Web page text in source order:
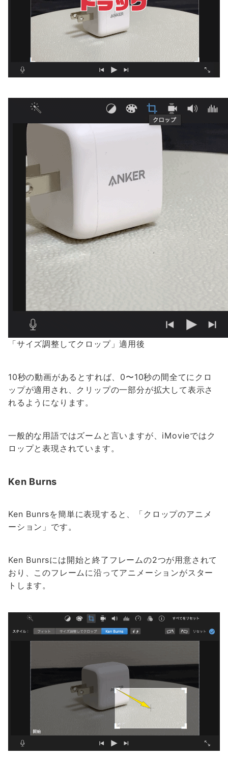
「サイズ調整してクロップ」適用後
10秒の動画があるとすれば、0〜10秒の間全てにクロ
ップが適用され、クリップの一部分が拡大して表示さ
れるようになります。
一般的な用語ではズームと言いますが、iMovieではク
ロップと表現されています。
Ken Burns
Ken Bunrsを簡単に表現すると、「クロップのアニメ
ーション」です。
Ken Bunrsには開始と終了フレームの2つが用意されて
おり、このフレームに沿ってアニメーションがスター
トします。